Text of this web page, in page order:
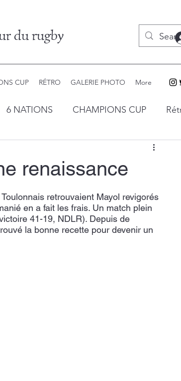
du rugby
CUP RÉTRO GALERIE PHOTO More
6 NATIONS CHAMPIONS CUP
renaissance
retrouvaient Mayol revigorés
en a fait les frais. Un match plein
41-19, NDLR). Depuis de
la bonne recette pour devenir un